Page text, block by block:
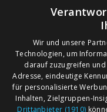
Wir und unsere
Technologien, um
darauf zuzugreifen
Adresse, eindeutige
für personalisierte
Inhalten, Zielgruppen-
Drittanbieter (1910)